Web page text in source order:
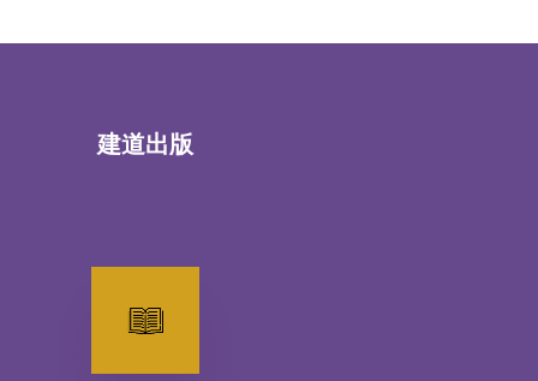
建道出版